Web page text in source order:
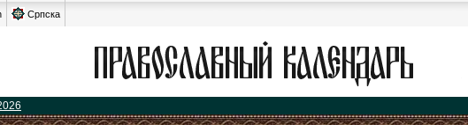
Српска